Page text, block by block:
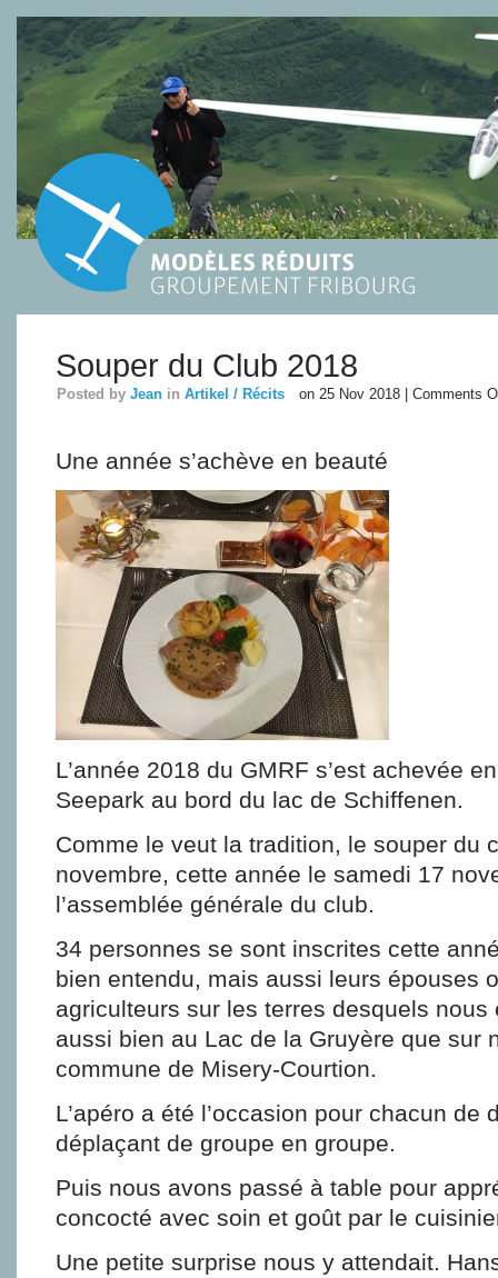
Souper du Club 2018
Posted by Jean in Artikel / Récits on 25 Nov 2018 | Comments
Une année s’achève en beauté
L’année 2018 du GMRF s’est achevée
Seepark au bord du lac de Schiffenen.
Comme le veut la tradition, le souper du
novembre, cette année le samedi 17
l’assemblée générale du club.
34 personnes se sont inscrites cette
bien entendu, mais aussi leurs épouses
agriculteurs sur les terres desquels
aussi bien au Lac de la Gruyère que sur
commune de Misery-Courtion.
L’apéro a été l’occasion pour chacun
déplaçant de groupe en groupe.
Puis nous avons passé à table pour
concocté avec soin et goût par le
Une petite surprise nous y attendait.